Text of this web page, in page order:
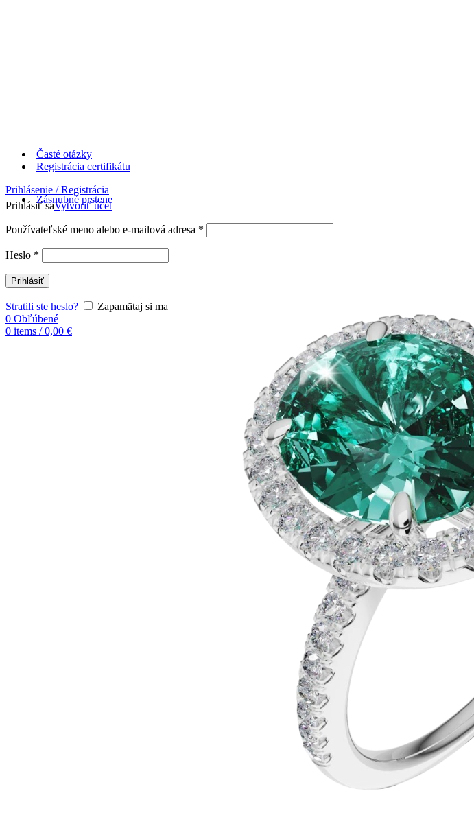
Časté otázky
Registrácia certifikátu
Prihlásenie / Registrácia
Prihlásiť saVytvoriť účet
Používateľské meno alebo e-mailová adresa *
Heslo *
Prihlásiť
Stratili ste heslo?
Zapamätaj si ma
0 Obľúbené
0 items / 0,00 €
Zásnubné prstene